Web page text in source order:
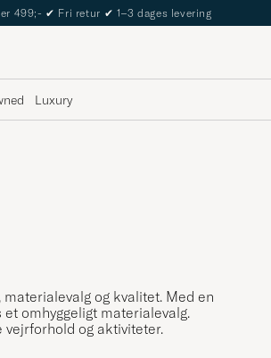
499;- ✔ Fri retur ✔ 1–3 dages levering
Luxury
og kvalitet. Med en
omhyggeligt materialevalg.
og aktiviteter.